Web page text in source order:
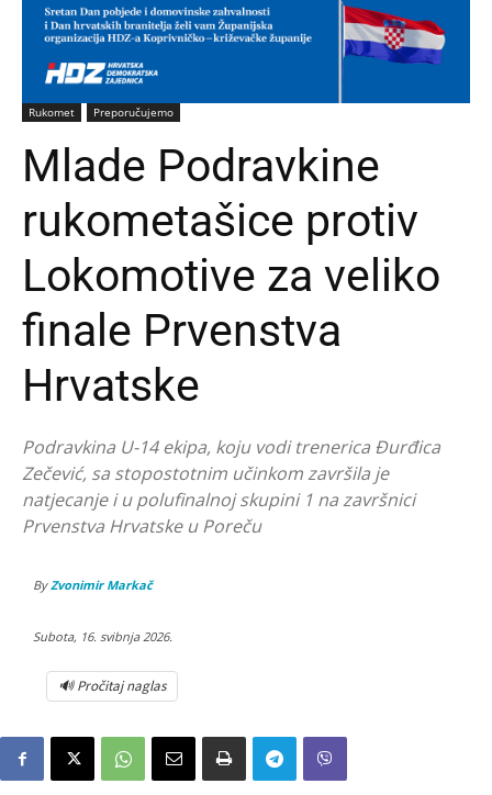
Rukomet Preporučujemo
Mlade Podravkine
rukometašice protiv
Lokomotive za veliko
finale Prvenstva
Hrvatske
Podravkina U-14 ekipa, koju vodi trenerica Đurđica
Zečević, sa stopostotnim učinkom završila je
natjecanje i u polufinalnoj skupini 1 na završnici
Prvenstva Hrvatske u Poreču
By Zvonimir Markač
Subota, 16. svibnja 2026.
🔊 Pročitaj naglas